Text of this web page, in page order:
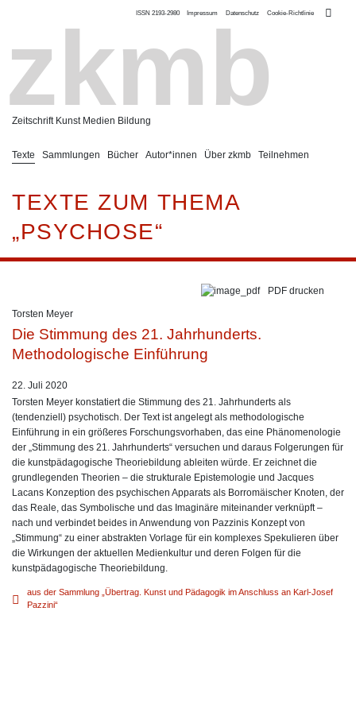
zkmb
Zeitschrift Kunst Medien Bildung
ISSN 2193-2980 Impressum Datenschutz Cookie-Richtlinie
Texte Sammlungen Bücher Autor*innen Über zkmb Teilnehmen
TEXTE ZUM THEMA
„PSYCHOSE“
PDF drucken
Torsten Meyer
Die Stimmung des 21. Jahrhunderts.
Methodologische Einführung
22. Juli 2020
Torsten Meyer konstatiert die Stimmung des 21. Jahrhunderts als
(tendenziell) psychotisch. Der Text ist angelegt als methodologische
Einführung in ein größeres Forschungsvorhaben, das eine Phänomenologie
der „Stimmung des 21. Jahrhunderts“ versuchen und daraus Folgerungen für
die kunstpädagogische Theoriebildung ableiten würde. Er zeichnet die
grundlegenden Theorien – die strukturale Epistemologie und Jacques
Lacans Konzeption des psychischen Apparats als Borromäischer Knoten, der
das Reale, das Symbolische und das Imaginäre miteinander verknüpft –
nach und verbindet beides in Anwendung von Pazzinis Konzept von
„Stimmung“ zu einer abstrakten Vorlage für ein komplexes Spekulieren über
die Wirkungen der aktuellen Medienkultur und deren Folgen für die
kunstpädagogische Theoriebildung.
aus der Sammlung „Übertrag. Kunst und Pädagogik im Anschluss an Karl-Josef
Pazzini“